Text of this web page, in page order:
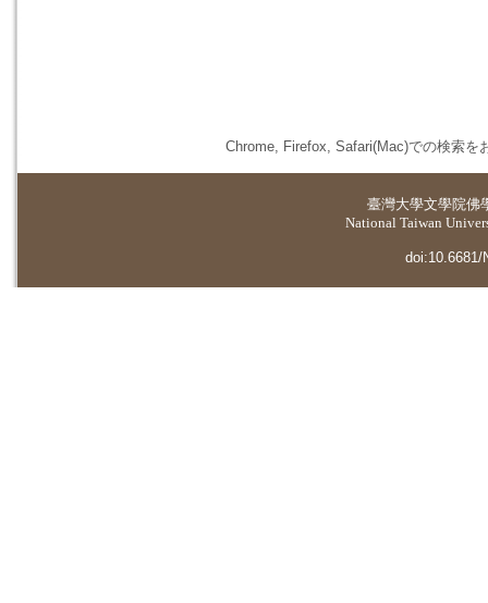
Chrome, Firefox, Safari(Mac)での検索を
臺灣大學文學院佛
National Taiwan
doi:10.6681/